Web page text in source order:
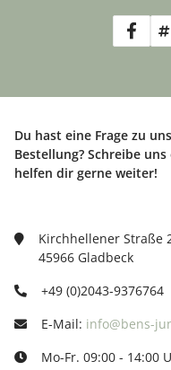
Du hast eine Frage zu
Bestellung? Schreibe
helfen dir gerne weiter!
Kirchhellener Straße
45966 Gladbeck
+49 (0)2043-9376764
E-Mail: info@bens-
Mo-Fr. 09:00 - 14:00